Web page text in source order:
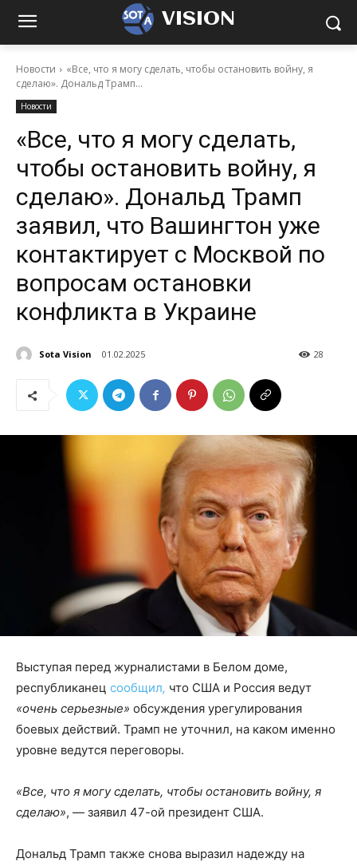
VISION
Новости
«Все, что я могу сделать, чтобы остановить войну, я
сделаю». Дональд Трамп...
Новости
«Все, что я могу сделать,
чтобы остановить войну, я
сделаю». Дональд Трамп
заявил, что Вашингтон уже
контактирует с Москвой по
вопросам остановки
конфликта в Украине
Sota Vision 01.02.2025 28
Выступая перед журналистами в Белом доме,
республиканец сообщил, что США и Россия ведут
«очень серьезные» обсуждения урегулирования
боевых действий. Трамп не уточнил, на каком именно
уровне ведутся переговоры.
«Все, что я могу сделать, чтобы остановить войну, я
сделаю», — заявил 47-ой президент США.
Дональд Трамп также снова выразил надежду на